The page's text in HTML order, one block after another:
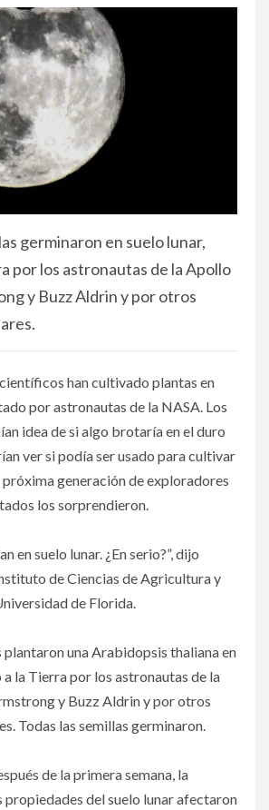
germinaron en suelo lunar,
por los astronautas de la Apollo
y Buzz Aldrin y por otros
han cultivado plantas en
por astronautas de la NASA. Los
idea de si algo brotaría en el duro
ver si podía ser usado para cultivar
generación de exploradores
los sorprendieron.
en suelo lunar. ¿En serio?”, dijo
de Ciencias de Agricultura y
de Florida.
plantaron una Arabidopsis thaliana en
la Tierra por los astronautas de la
y Buzz Aldrin y por otros
Todas las semillas germinaron.
de la primera semana, la
del suelo lunar afectaron